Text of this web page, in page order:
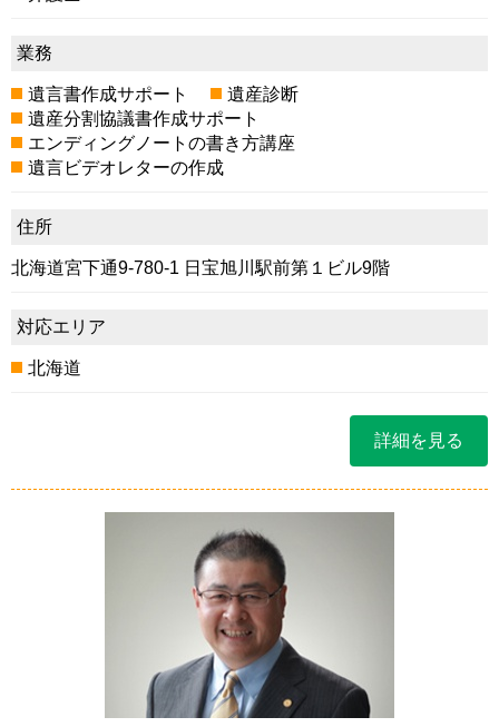
業務
遺言書作成サポート
遺産診断
遺産分割協議書作成サポート
エンディングノートの書き方講座
遺言ビデオレターの作成
住所
北海道宮下通9-780-1 日宝旭川駅前第１ビル9階
対応エリア
北海道
詳細を見る